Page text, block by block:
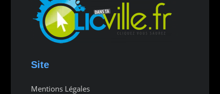
Site
Mentions Légales